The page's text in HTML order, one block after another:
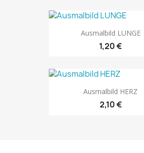
Ausmalbild LUNGE
1,20 €
Ausmalbild HERZ
2,10 €